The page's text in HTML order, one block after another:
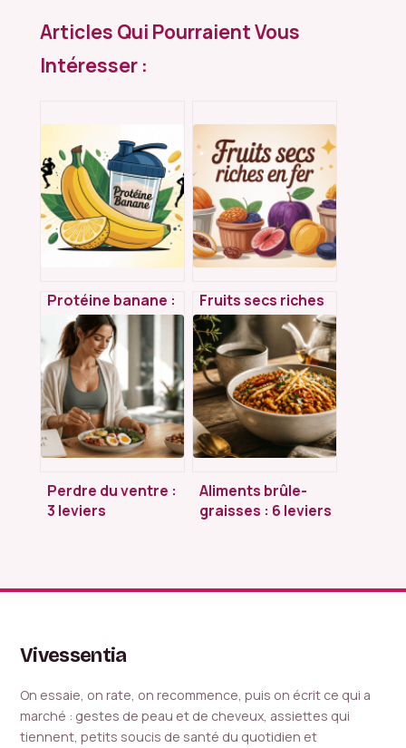
Articles Qui Pourraient Vous
Intéresser :
Protéine banane :
bienfaits, usages
et recettes pour
optimiser vos
apports
Fruits secs riches
en fer : lesquels
choisir et
comment les
consommer
Perdre du ventre :
3 leviers
sans s’affamer
Aliments brûle-
graisses : 6 leviers
Vivessentia
On essaie, on rate, on recommence, puis on écrit ce qui a
marché : gestes de peau et de cheveux, assiettes qui
tiennent, petits soucis de santé du quotidien et